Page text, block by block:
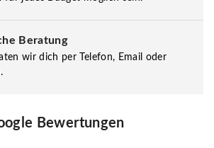
Beratung
wir dich per Telefon, Email oder
Bewertungen